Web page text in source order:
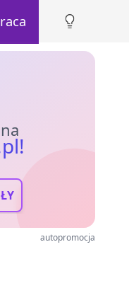
autopromocja